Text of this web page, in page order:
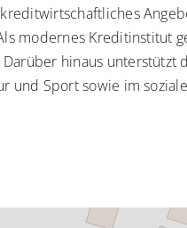
modernes Kreditinstitut
hinaus unterstützt
und Sport sowie im